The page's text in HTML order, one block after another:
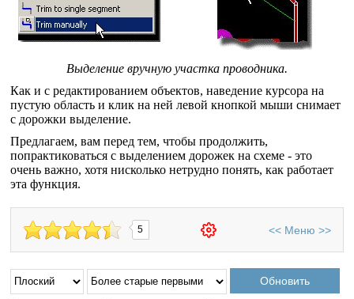
Выделение вручную участка проводника.
Как и с редактированием объектов, наведение курсора на
пустую область и клик на ней левой кнопкой мыши снимает
с дорожки выделение.
Предлагаем, вам перед тем, чтобы продолжить,
попрактиковаться с выделением дорожек на схеме - это
очень важно, хотя нисколько нетрудно понять, как работает
эта функция.
5 << Меню >>